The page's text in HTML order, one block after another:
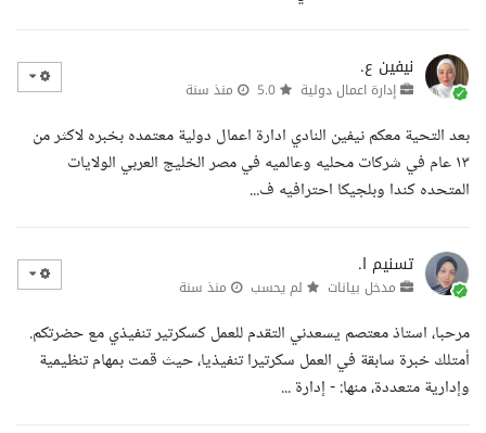
نيفين ع.
إدارة اعمال دولية منذ سنة
بعد التحية معكم نيفين النادي ادارة اعمال دولية معتمده بخبره لاكثر من
١٣ عام في شركات محليه وعالميه في مصر الخليج العربي الولايات
المتحده كندا وبلجيكا احترافيه ف...
تسنيم ا.
مدخل بيانات لم يحسب منذ سنة
مرحبا، استاذ معتصم يسعدني التقدم للعمل كسكرتير تنفيذي مع حضرتكم.
أمتلك خبرة سابقة في العمل سكرتيرا تنفيذيا، حيث قمت بمهام تنظيمية
وإدارية متعددة، منها: - إدارة ...